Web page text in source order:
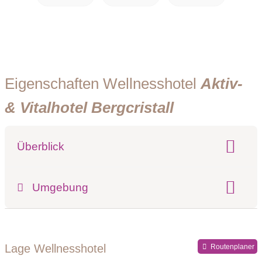
Eigenschaften Wellnesshotel Aktiv-
& Vitalhotel Bergcristall
Überblick
Umgebung
Lage Wellnesshotel Routenplaner